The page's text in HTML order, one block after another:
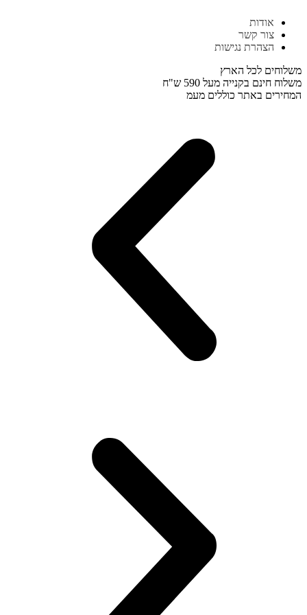
לתוכן
אודות
צור קשר
הצהרת נגישות
משלוחים לכל הארץ
משלוח חינם בקנייה מעל 590 ש"ח
המחירים באתר כוללים מעמ